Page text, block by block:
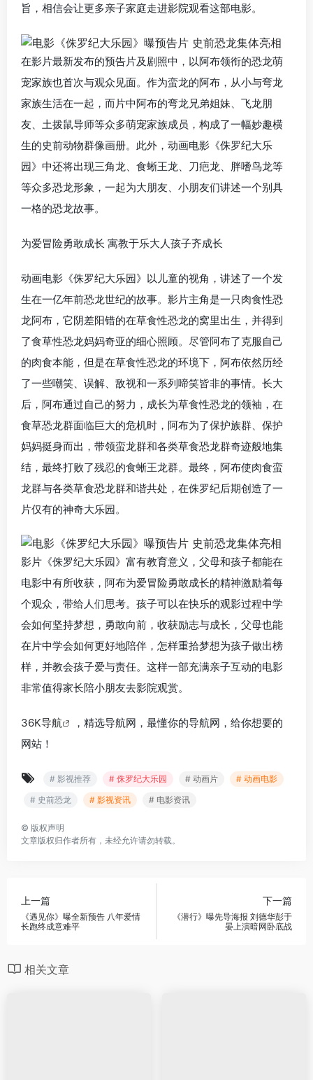
旨，相信会让更多亲子家庭走进影院观看这部电影。
在影片最新发布的预告片及剧照中，以阿布领衔的恐龙萌
宠家族也首次与观众见面。作为蛮龙的阿布，从小与弯龙
家族生活在一起，而片中阿布的弯龙兄弟姐妹、飞龙朋
友、土拨鼠导师等众多萌宠家族成员，构成了一幅妙趣横
生的史前动物群像画册。此外，动画电影《侏罗纪大乐
园》中还将出现三角龙、食蜥王龙、刀疤龙、胖嗜鸟龙等
等众多恐龙形象，一起为大朋友、小朋友们讲述一个别具
一格的恐龙故事。
为爱冒险勇敢成长 寓教于乐大人孩子齐成长
动画电影《侏罗纪大乐园》以儿童的视角，讲述了一个发
生在一亿年前恐龙世纪的故事。影片主角是一只肉食性恐
龙阿布，它阴差阳错的在草食性恐龙的窝里出生，并得到
了食草性恐龙妈妈奇亚的细心照顾。尽管阿布了克服自己
的肉食本能，但是在草食性恐龙的环境下，阿布依然历经
了一些嘲笑、误解、敌视和一系列啼笑皆非的事情。长大
后，阿布通过自己的努力，成长为草食性恐龙的领袖，在
食草恐龙群面临巨大的危机时，阿布为了保护族群、保护
妈妈挺身而出，带领蛮龙群和各类草食恐龙群奇迹般地集
结，最终打败了残忍的食蜥王龙群。最终，阿布使肉食蛮
龙群与各类草食恐龙群和谐共处，在侏罗纪后期创造了一
片仅有的神奇大乐园。
影片《侏罗纪大乐园》富有教育意义，父母和孩子都能在
电影中有所收获，阿布为爱冒险勇敢成长的精神激励着每
个观众，带给人们思考。孩子可以在快乐的观影过程中学
会如何坚持梦想，勇敢向前，收获励志与成长，父母也能
在片中学会如何更好地陪伴，怎样重拾梦想为孩子做出榜
样，并教会孩子爱与责任。这样一部充满亲子互动的电影
非常值得家长陪小朋友去影院观赏。
36K导航
，精选导航网，最懂你的导航网，给你想要的
网站！
# 影视推荐 # 侏罗纪大乐园 # 动画片
# 动画电影
# 史前恐龙
# 影视资讯 # 电影资讯
© 版权声明
文章版权归作者所有，未经允许请勿转载。
上一篇
《遇见你》曝全新预告 八年爱情
长跑终成意难平
下一篇
《潜行》曝先导海报 刘德华彭于
晏上演暗网卧底战
相关文章